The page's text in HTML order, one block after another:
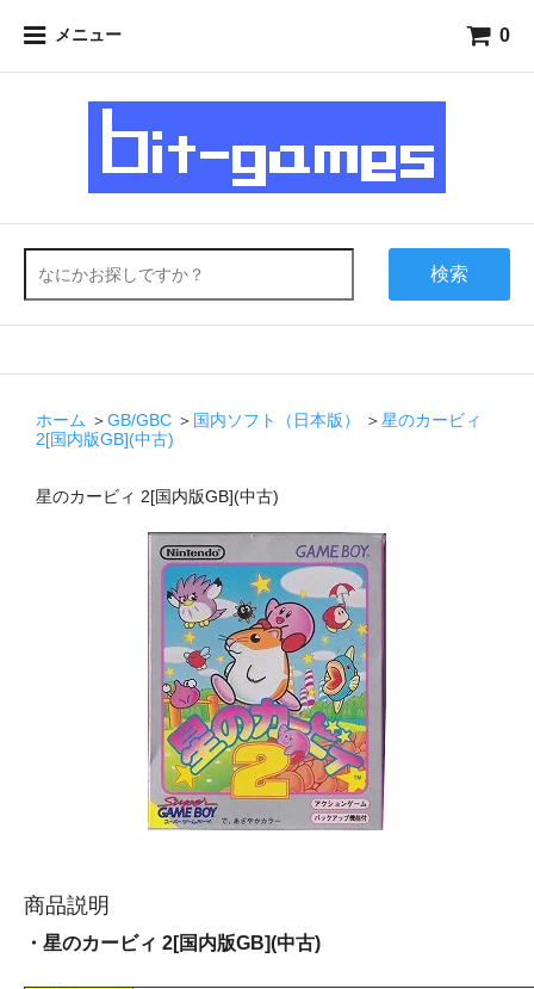
メニュー 0
検索
ホーム ＞GB/GBC ＞ 国内ソフト（日本版） ＞星のカービィ
2[国内版GB](中古)
星のカービィ 2[国内版GB](中古)
商品説明
・星のカービィ 2[国内版GB](中古)